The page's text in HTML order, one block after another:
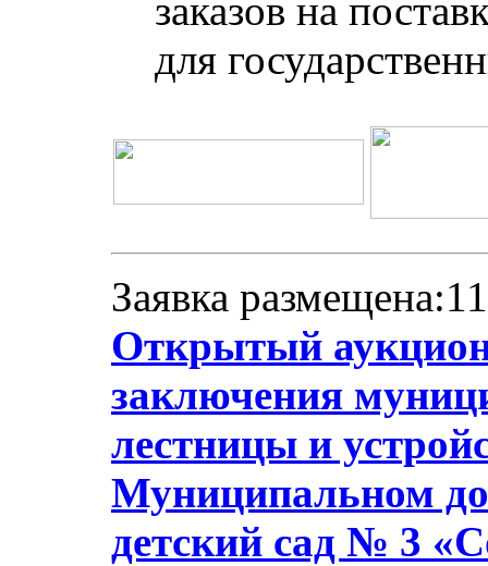
заказов на
для
Заявка
Открытый
заключения
лестницы и
Муниципальном
детский сад № 3